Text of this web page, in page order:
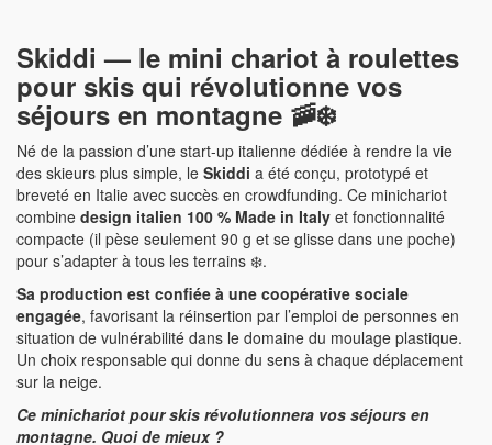
Skiddi — le mini chariot à roulettes
pour skis qui révolutionne vos
séjours en montagne 🚠❄️
Né de la passion d’une start-up italienne dédiée à rendre la vie
des skieurs plus simple, le Skiddi a été conçu, prototypé et
breveté en Italie avec succès en crowdfunding. Ce minichariot
combine design italien 100 % Made in Italy et fonctionnalité
compacte (il pèse seulement 90 g et se glisse dans une poche)
pour s’adapter à tous les terrains ❄️.
Sa production est confiée à une coopérative sociale
engagée, favorisant la réinsertion par l’emploi de personnes en
situation de vulnérabilité dans le domaine du moulage plastique.
Un choix responsable qui donne du sens à chaque déplacement
sur la neige.
Ce minichariot pour skis révolutionnera vos séjours en
montagne. Quoi de mieux ?